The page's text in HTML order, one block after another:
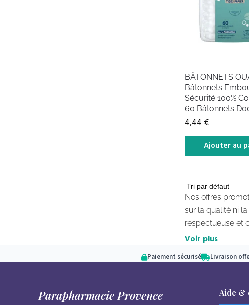
BÂTONNETS
Bâtonnets
Sécurité 100%
60 Bâtonnets
4,44 €
Ajouter au
Nos offres
sur la qualité ni
respectueuse et
Voir plus
Paiement sécurisé Livraison
Parapharmacie Provence Aide &